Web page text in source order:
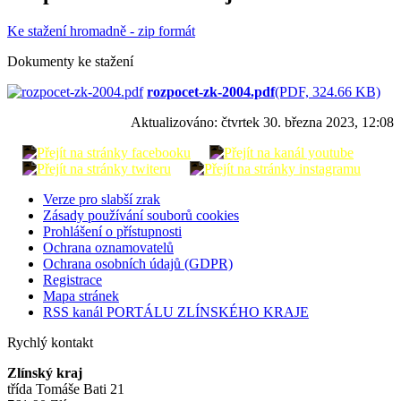
Ke stažení hromadně - zip formát
Dokumenty ke stažení
rozpocet-zk-2004.pdf(PDF, 324.66 KB)
Aktualizováno: čtvrtek 30. března 2023, 12:08
Verze pro slabší zrak
Zásady používání souborů cookies
Prohlášení o přístupnosti
Ochrana oznamovatelů
Ochrana osobních údajů (GDPR)
Registrace
Mapa stránek
RSS kanál PORTÁLU ZLÍNSKÉHO KRAJE
Rychlý kontakt
Zlínský kraj
třída Tomáše Bati 21